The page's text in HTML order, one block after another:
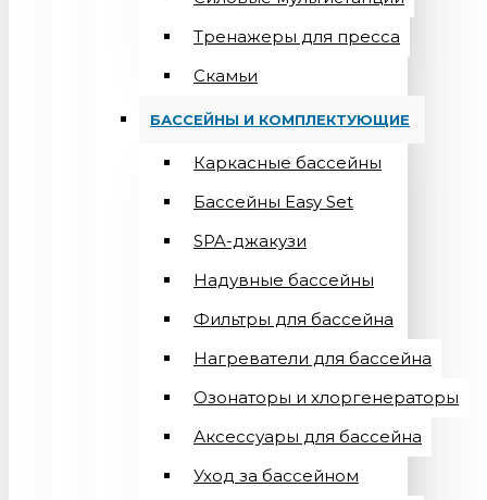
Тренажеры для пресса
Скамьи
БАССЕЙНЫ И КОМПЛЕКТУЮЩИЕ
Каркасные бассейны
Бассейны Easy Set
SPA-джакузи
Надувные бассейны
Фильтры для бассейна
Нагреватели для бассейна
Озонаторы и хлоргенераторы
Аксессуары для бассейна
Уход за бассейном